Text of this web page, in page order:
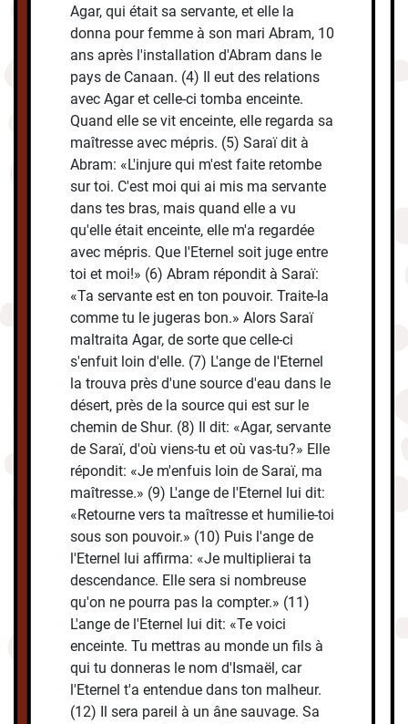
Agar, qui était sa servante, et elle la
donna pour femme à son mari Abram, 10
ans après l'installation d'Abram dans le
pays de Canaan. (4) Il eut des relations
avec Agar et celle-ci tomba enceinte.
Quand elle se vit enceinte, elle regarda sa
maîtresse avec mépris. (5) Saraï dit à
Abram: «L'injure qui m'est faite retombe
sur toi. C'est moi qui ai mis ma servante
dans tes bras, mais quand elle a vu
qu'elle était enceinte, elle m'a regardée
avec mépris. Que l'Eternel soit juge entre
toi et moi!» (6) Abram répondit à Saraï:
«Ta servante est en ton pouvoir. Traite-la
comme tu le jugeras bon.» Alors Saraï
maltraita Agar, de sorte que celle-ci
s'enfuit loin d'elle. (7) L'ange de l'Eternel
la trouva près d'une source d'eau dans le
désert, près de la source qui est sur le
chemin de Shur. (8) Il dit: «Agar, servante
de Saraï, d'où viens-tu et où vas-tu?» Elle
répondit: «Je m'enfuis loin de Saraï, ma
maîtresse.» (9) L'ange de l'Eternel lui dit:
«Retourne vers ta maîtresse et humilie-toi
sous son pouvoir.» (10) Puis l'ange de
l'Eternel lui affirma: «Je multiplierai ta
descendance. Elle sera si nombreuse
qu'on ne pourra pas la compter.» (11)
L'ange de l'Eternel lui dit: «Te voici
enceinte. Tu mettras au monde un fils à
qui tu donneras le nom d'Ismaël, car
l'Eternel t'a entendue dans ton malheur.
(12) Il sera pareil à un âne sauvage. Sa